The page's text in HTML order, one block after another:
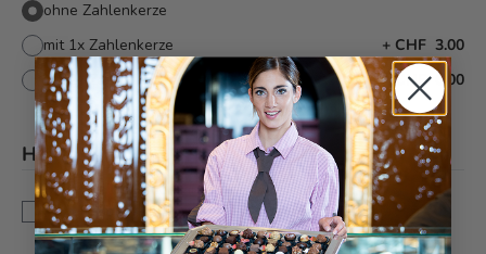
ohne Zahlenkerze
mit 1x Zahlenkerze
+ CHF 3.00
mit 2x Zahlenkerze
+ CHF 6.00
Hinweis *
Dies ist eine Sonderanfertigung. Änderungen und
Annullationen können bis zu 5 Tagen vor Auslieferung
berücksichtigt werden.